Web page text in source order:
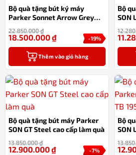
Bộ quà tặng bút ký máy
Parker Sonnet Arrow Grey
22.850.000₫
-19%
18.500.000₫
Thêm vào giỏ hàng
Bộ
SON
sổ
Bộ quà tặng bút máy Parker
SON GT Steel cao cấp làm quà
13.850.000₫
-7%
12.900.000₫
Bộ
SON